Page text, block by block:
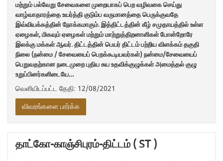
மற்றும் பல்வேறு சேவைகளை முறையாகப் பெற வழிவகை செய்து
வாழ்வாதாரத்தை உயர்த்தி குடும்ப வருமானத்தை பெருக்குவதே
இவ்வியக்கத்தின் நோக்கமாகும். இத்திட்டத்தின் கீழ் சமுதாயத்தில் உள்ள
ஏழைகள், மிகவும் ஏழைகள் மற்றும் மாற்றுத்திறனாளிகள் போன்றோரே
இலக்கு மக்கள் ஆவர். திட்டத்தின் பெயர் திட்டம் பற்றிய விளக்கம் தகுதி
நிலை (நன்மை / சேவையைப் பெறக்கூடியவர்கள்) நன்மை/சேவையைப்
பெறுவதற்கான நடைமுறை புதிய சுய உதவிக்குழுக்கள் அமைத்தல் குழு
உறுப்பினர்களிடையே…
வெளியிடப்பட்ட தேதி: 12/08/2021
விவரங்களை பார்க்க
தாட்கோ-காஞ்சிபுரம்-திட்டம் ( ST )